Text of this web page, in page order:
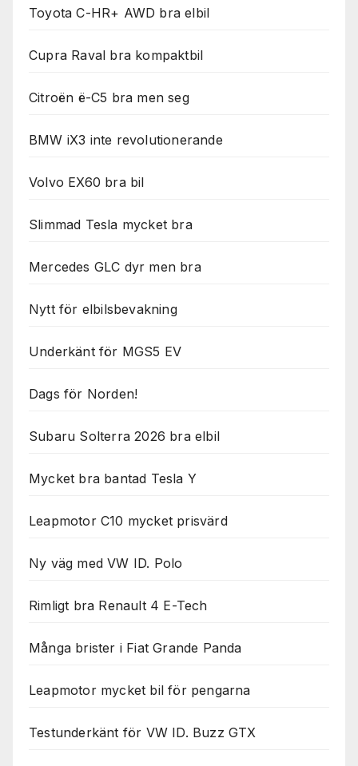
Toyota C-HR+ AWD bra elbil
Cupra Raval bra kompaktbil
Citroën ë-C5 bra men seg
BMW iX3 inte revolutionerande
Volvo EX60 bra bil
Slimmad Tesla mycket bra
Mercedes GLC dyr men bra
Nytt för elbilsbevakning
Underkänt för MGS5 EV
Dags för Norden!
Subaru Solterra 2026 bra elbil
Mycket bra bantad Tesla Y
Leapmotor C10 mycket prisvärd
Ny väg med VW ID. Polo
Rimligt bra Renault 4 E-Tech
Många brister i Fiat Grande Panda
Leapmotor mycket bil för pengarna
Testunderkänt för VW ID. Buzz GTX